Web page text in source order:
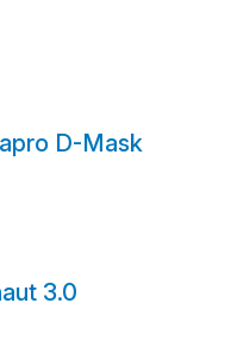
D-Mask
3.0